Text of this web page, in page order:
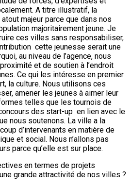
A titre illustratif, la
majeur parce que dans nos
majoritairement jeune. Je
ces villes sans responsabiliser,
cette jeunesse serait une
au niveau de l’agence, nous
et de soutien à l’endroit
Ce qui les intéresse en premier
la culture. Nous utilisons ces
amener les jeunes à aimer leur
telles que les tournois de
des start-up en lien avec le
nous soutenons. La ville a la
d’intervenants en matière de
et social. Nous n’allons pas
parce qu’elle est sur place.
en termes de projets
grande attractivité de nos villes ?